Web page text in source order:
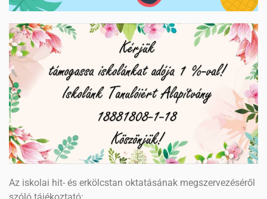
Az iskolai hit- és erkölcstan oktatásának megszervezéséről